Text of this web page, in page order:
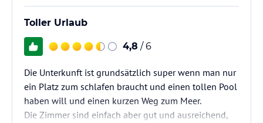
verbindlichenAngebotsdetails
Toller Urlaub
4,8 / 6
Die Unterkunft ist grundsätzlich super wenn man nur
ein Platz zum schlafen braucht und einen tollen Pool
haben will und einen kurzen Weg zum Meer.
Die Zimmer sind einfach aber gut und ausreichend,